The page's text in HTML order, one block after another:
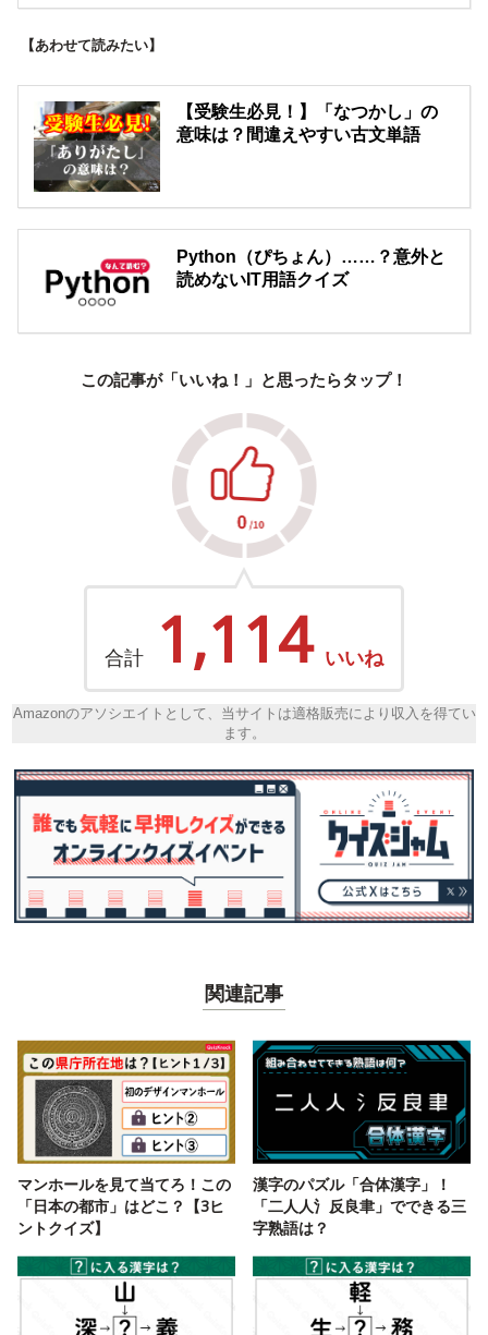
【あわせて読みたい】
【受験生必見！】「なつかし」の
意味は？間違えやすい古文単語
Python（ぴちょん）……？意外と
読めないIT用語クイズ
この記事が「いいね！」と思ったらタップ！
合計 1,114 いいね
Amazonのアソシエイトとして、当サイトは適格販売により収入を得てい
ます。
関連記事
マンホールを見て当てろ！この
「日本の都市」はどこ？【3ヒ
ントクイズ】
漢字のパズル「合体漢字」！
「二人人氵反良聿」でできる三
字熟語は？